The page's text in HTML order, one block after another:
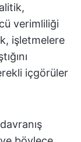
verimliliği
işletmelere
içgörüler